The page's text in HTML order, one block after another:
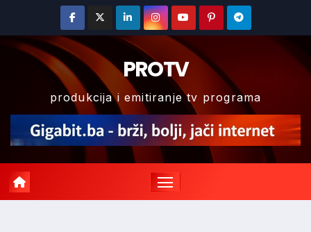
content
PROTV
produkcija i emitiranje tv programa